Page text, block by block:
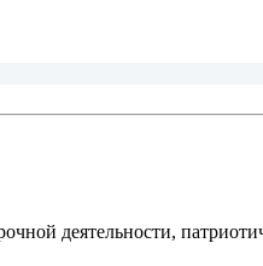
деятельности,